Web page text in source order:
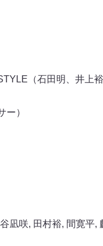
（石田明、井上
）
凪咲, 田村裕, 間寛平,